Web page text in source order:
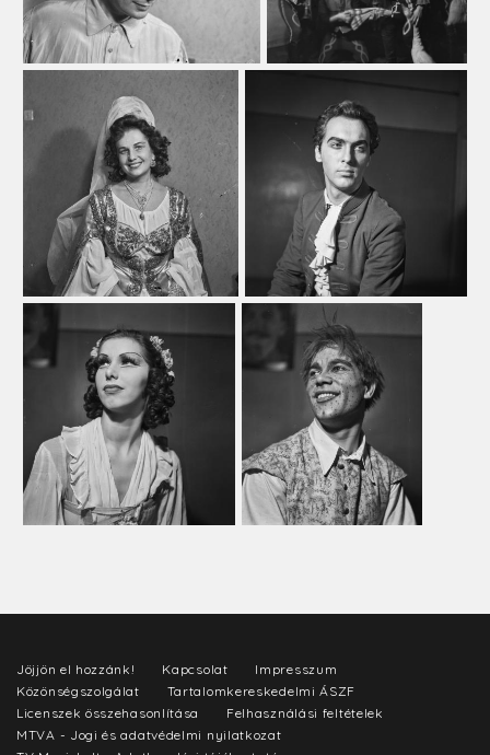
Jöjjön el hozzánk! Kapcsolat
Impresszum
Közönségszolgálat
Tartalomkereskedelmi ÁSZF
Licenszek összehasonlítása
Felhasználási feltételek
MTVA - Jogi és adatvédelmi nyilatkozat